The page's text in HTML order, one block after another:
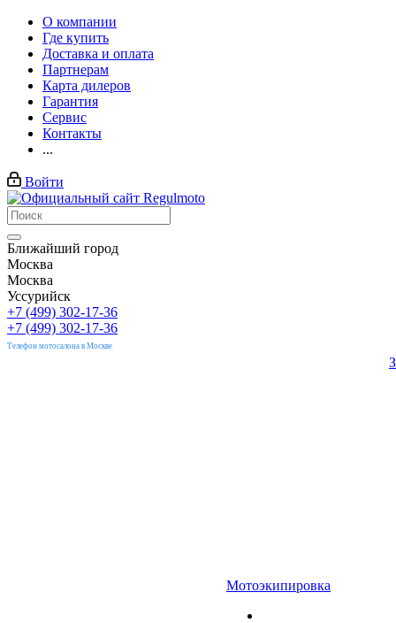
О компании
Где купить
Доставка и оплата
Партнерам
Карта дилеров
Гарантия
Сервис
Контакты
...
Войти
Ближайший город
Москва
Москва
Уссурийск
+7 (499) 302-17-36
+7 (499) 302-17-36
Телефон мотосалона в Москве
Мотоэкипировка